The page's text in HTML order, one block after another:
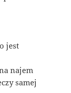
jest
najem
samej